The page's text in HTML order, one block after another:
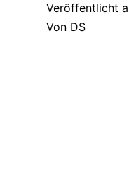
Veröffentlicht
Von DS